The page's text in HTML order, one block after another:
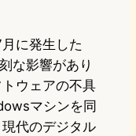
に発生した
な影響があり
ウェアの不具
マシンを同
代のデジタル